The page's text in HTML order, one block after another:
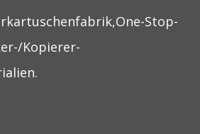
Stop-
Kopierer-